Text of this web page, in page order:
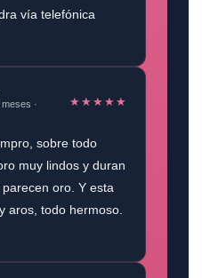
vía telefónica
·
★★★★★
sobre todo
muy lindos y duran
oro. Y esta
aros, todo hermoso.